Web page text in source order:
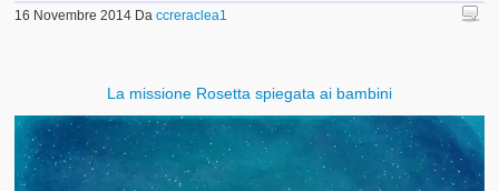
16 Novembre 2014 Daccreraclea1
La missione Rosetta spiegata ai bambini